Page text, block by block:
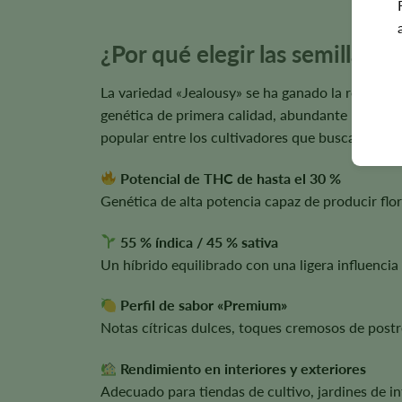
¿Por qué elegir las semillas
La variedad «Jealousy» se ha ganado la
genética de primera calidad, abundante
popular entre los cultivadores que buscan una
Potencial de THC de hasta el 30 %
Genética de alta potencia capaz de producir
55 % índica / 45 % sativa
Un híbrido equilibrado con una ligera
Perfil de sabor «Premium»
Notas cítricas dulces, toques cremosos de
Rendimiento en interiores y exteriores
Adecuado para tiendas de cultivo, jardines de